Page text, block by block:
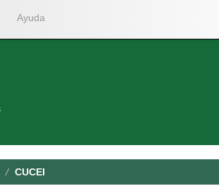
Ayuda
CUCEI